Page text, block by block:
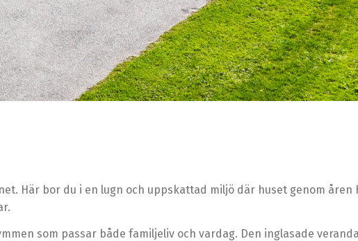
Här bor du i en lugn och uppskattad miljö där huset genom åren
som passar både familjeliv och vardag. Den inglasade